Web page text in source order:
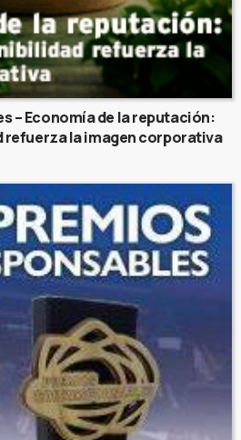
– Economía de la reputación:
refuerza la imagen corporativa